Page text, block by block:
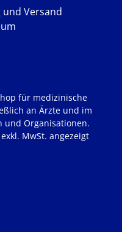
und Versand
für medizinische
an Ärzte und im
und Organisationen.
MwSt. angezeigt